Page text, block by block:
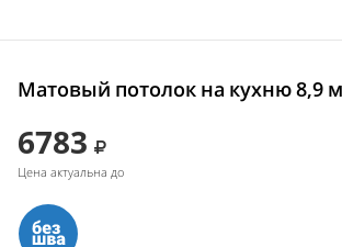
Матовый потолок на кухню 8,9 м
6783
Цена актуальна до